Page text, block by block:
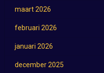
maart 2026
februari 2026
januari 2026
december 2025